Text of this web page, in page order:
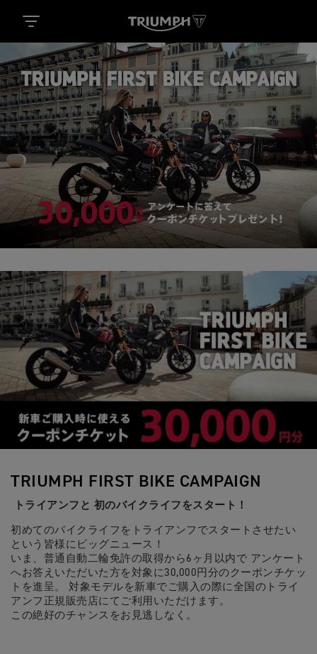
TRIUMPH FIRST BIKE CAMPAIGN
トライアンフと 初のバイクライフをスタート！
初めてのバイクライフをトライアンフでスタートさせたい
という皆様にビッグニュース！
いま、普通自動二輪免許の取得から6ヶ月以内で アンケート
へお答えいただいた方を対象に30,000円分のクーポンチケッ
トを進呈。 対象モデルを新車でご購入の際に全国のトライ
アンフ正規販売店にてご利用いただけます。
この絶好のチャンスをお見逃しなく。